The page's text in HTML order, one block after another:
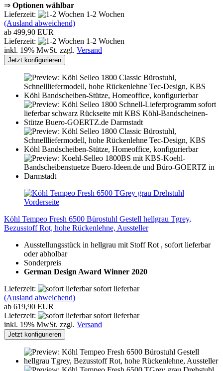
⇒ Optionen wählbar
Lieferzeit:
1-2 Wochen
(Ausland abweichend)
ab 499,90 EUR
Lieferzeit:
1-2 Wochen
inkl. 19% MwSt. zzgl. Versand
Jetzt konfigurieren
Köhl Tempeo Fresh 6500 Bürostuhl Gestell hellgrau Tgrey,
Bezusstoff Rot, hohe Rückenlehne, Aussteller
Ausstellungsstück in hellgrau mit Stoff Rot , sofort lieferbar
oder abholbar
Sonderpreis
German Design Award Winner 2020
Lieferzeit:
sofort lieferbar
(Ausland abweichend)
ab 619,90 EUR
Lieferzeit:
sofort lieferbar
inkl. 19% MwSt. zzgl. Versand
Jetzt konfigurieren